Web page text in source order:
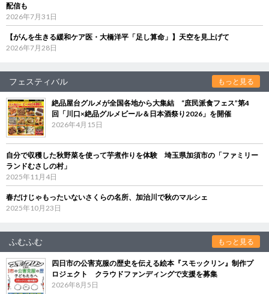
配信も
2026年7月31日
【がんを生きる緩和ケア医・大橋洋平「足し算命」】天空を見上げて
2026年7月28日
フェスティバル もっと見る
絶品屋台グルメが全国各地から大集結 “庶民派食フェス”第4
回「川口×絶品グルメビール＆日本酒祭り2026」を開催
2026年4月15日
自分で収穫した秋野菜を使って芋煮作りを体験 埼玉県加須市の「ファミリー
ランドむさしの村」
2025年11月4日
春だけじゃもったいないさくらの名所、加治川で秋のマルシェ
2025年10月23日
ふむふむ もっと見る
四日市の公害克服の歴史を伝える絵本『スモックリン』制作プ
ロジェクト クラウドファンディングで支援を募集
2026年8月5日